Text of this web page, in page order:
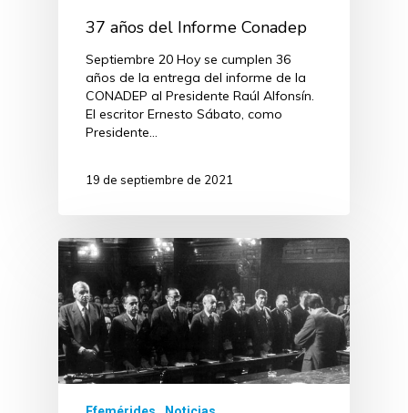
37 años del Informe Conadep
Septiembre 20 Hoy se cumplen 36
años de la entrega del informe de la
CONADEP al Presidente Raúl Alfonsín.
El escritor Ernesto Sábato, como
Presidente…
19 de septiembre de 2021